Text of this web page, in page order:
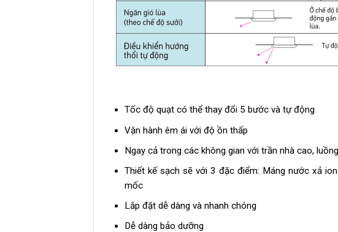
Tốc độ quạt có thể thay đổi 5 bước và tự động
Vận hành êm ái với độ ồn thấp
Ngay cả trong các không gian với trần nhà cao,
Thiết kế sạch sẽ với 3 đặc điểm: Máng nước xả
mốc
Lắp đặt dễ dàng và nhanh chóng
Dễ dàng bảo dưỡng